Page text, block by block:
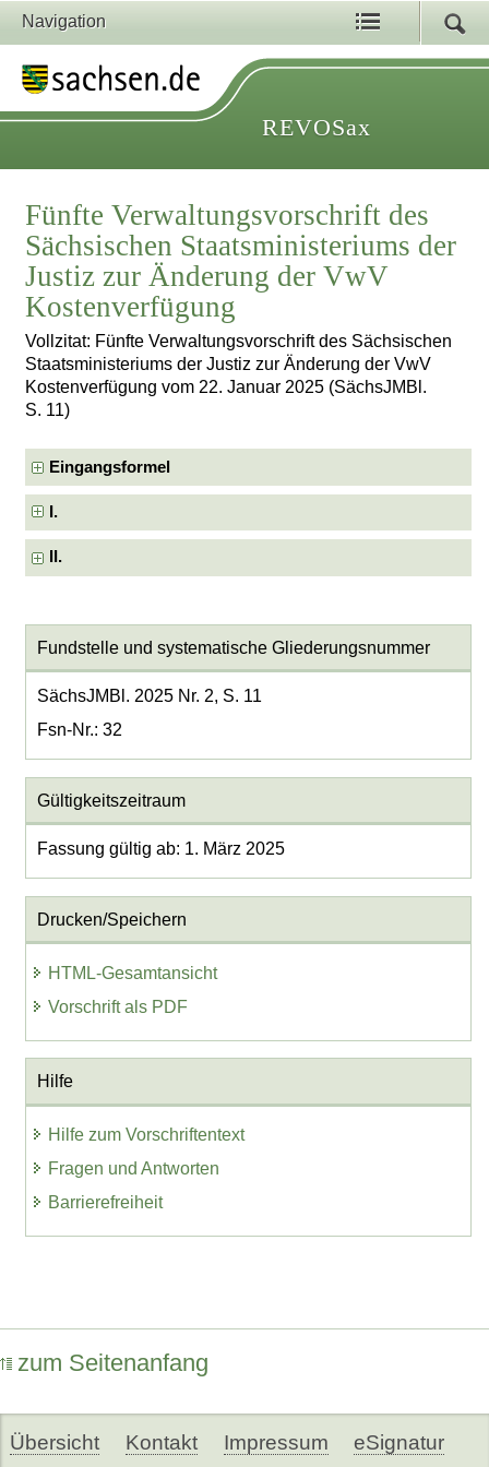
Navigation
REVOSax
Fünfte Verwaltungsvorschrift des
Sächsischen Staatsministeriums der
Justiz zur Änderung der VwV
Kostenverfügung
Vollzitat: Fünfte Verwaltungsvorschrift des Sächsischen
Staatsministeriums der Justiz zur Änderung der VwV
Kostenverfügung vom 22. Januar 2025 (SächsJMBl.
S. 11)
Eingangsformel
I.
II.
Fundstelle und systematische Gliederungsnummer
SächsJMBl. 2025 Nr. 2, S. 11
Fsn-Nr.: 32
Gültigkeitszeitraum
Fassung gültig ab: 1. März 2025
Drucken/Speichern
HTML-Gesamtansicht
Vorschrift als PDF
Hilfe
Hilfe zum Vorschriftentext
Fragen und Antworten
Barrierefreiheit
zum Seitenanfang
Übersicht Kontakt Impressum eSignatur